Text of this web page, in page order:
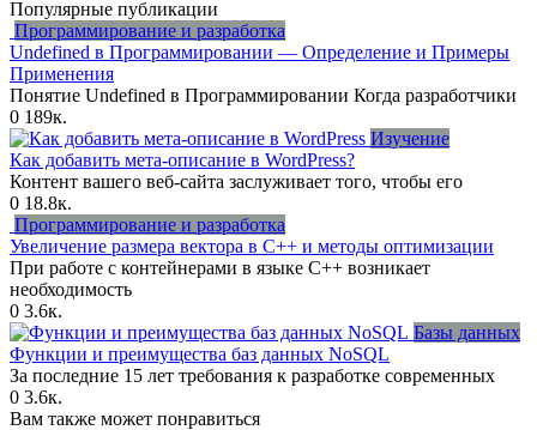
Популярные публикации
Программирование и разработка
Undefined в Программировании — Определение и Примеры
Применения
Понятие Undefined в Программировании Когда разработчики
0 189к.
Изучение
Как добавить мета-описание в WordPress?
Контент вашего веб-сайта заслуживает того, чтобы его
0 18.8к.
Программирование и разработка
Увеличение размера вектора в C++ и методы оптимизации
При работе с контейнерами в языке C++ возникает
необходимость
0 3.6к.
Базы данных
Функции и преимущества баз данных NoSQL
За последние 15 лет требования к разработке современных
0 3.6к.
Вам также может понравиться